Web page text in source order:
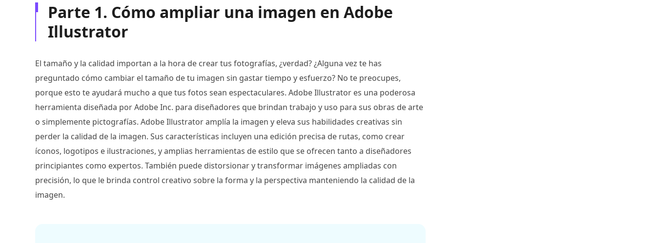
Parte 1. Cómo ampliar una imagen en Adobe
Illustrator
El tamaño y la calidad importan a la hora de crear tus fotografías, ¿verdad? ¿Alguna vez te has
preguntado cómo cambiar el tamaño de tu imagen sin gastar tiempo y esfuerzo? No te preocupes,
porque esto te ayudará mucho a que tus fotos sean espectaculares. Adobe Illustrator es una poderosa
herramienta diseñada por Adobe Inc. para diseñadores que brindan trabajo y uso para sus obras de arte
o simplemente pictografías. Adobe Illustrator amplía la imagen y eleva sus habilidades creativas sin
perder la calidad de la imagen. Sus características incluyen una edición precisa de rutas, como crear
íconos, logotipos e ilustraciones, y amplias herramientas de estilo que se ofrecen tanto a diseñadores
principiantes como expertos. También puede distorsionar y transformar imágenes ampliadas con
precisión, lo que le brinda control creativo sobre la forma y la perspectiva manteniendo la calidad de la
imagen.